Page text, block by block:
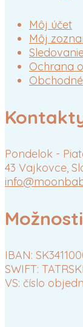
Môj účet
Môj
Ochrana
Pondelok -
43 Vajkovce,
IBAN:
SWIFT:
VS: číslo